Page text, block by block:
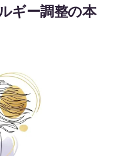
ギー調整の本